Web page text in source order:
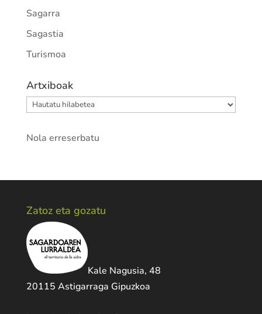
Sagarra
Sagastia
Turismoa
Artxiboak
Artxiboak
Nola erreserbatu
Zatoz eta gozatu
Kale Nagusia, 48
20115 Astigarraga Gipuzkoa